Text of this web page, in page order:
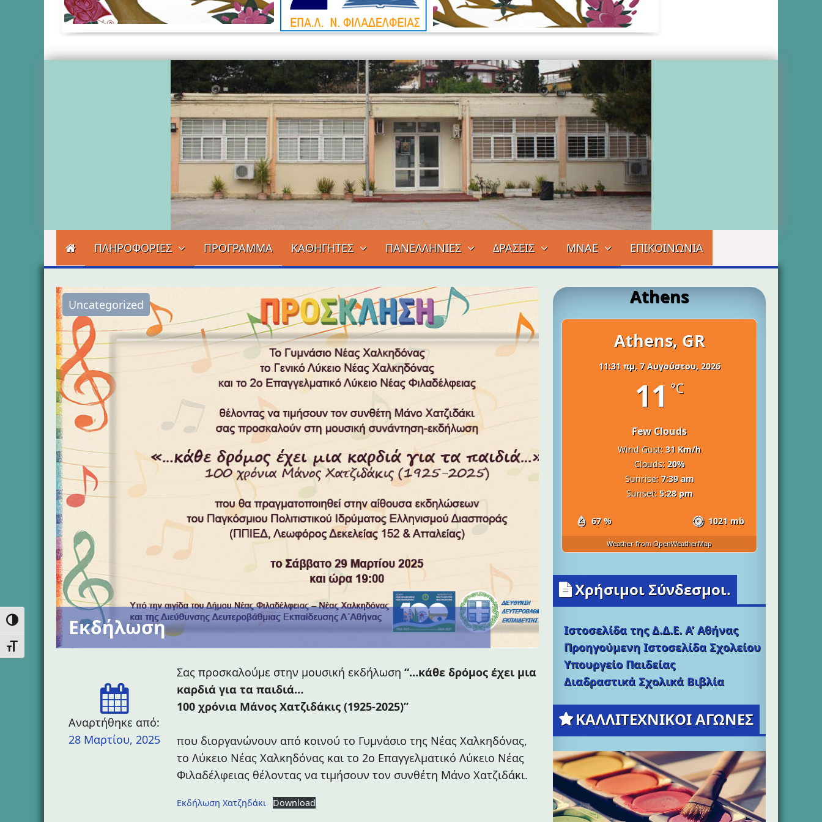
Εναλλαγή Υψηλής Αντίθεσης
Εναλλαγή Μεγέθους Γραμμάτων
ΠΛΗΡΟΦΟΡΙΕΣ ΠΡΟΓΡΑΜΜΑ ΚΑΘΗΓΗΤΕΣ ΠΑΝΕΛΛΗΝΙΕΣ ΔΡΑΣΕΙΣ ΜΝΑΕ ΕΠΙΚΟΙΝΩΝΙΑ
Uncategorized
Εκδήλωση
Αναρτήθηκε από:
28 Μαρτίου, 2025
Σας προσκαλούμε στην μουσική εκδήλωση“…κάθε δρόμος έχει μια
καρδιά για τα παιδιά…
100 χρόνια Μάνος Χατζιδάκις (1925-2025)”
που διοργανώνουν από κοινού το Γυμνάσιο της Νέας Χαλκηδόνας,
το Λύκειο Νέας Χαλκηδόνας και το 2ο Επαγγελματικό Λύκειο Νέας
Φιλαδέλφειας θέλοντας να τιμήσουν τον συνθέτη Μάνο Χατζιδάκι.
Εκδήλωση Χατζηδάκι Download
Athens
Athens, GR
11:31 πμ, 7 Αυγούστου, 2026
11 °C
Few Clouds
67 % 1021 mb
Wind Gust: 31 Km/h
Clouds: 20%
Sunrise: 7:39 am
Sunset: 5:28 pm
Weather from OpenWeatherMap
Χρήσιμοι Σύνδεσμοι.
Ιστοσελίδα της Δ.Δ.Ε. Α’ Αθήνας
Προηγούμενη Ιστοσελίδα Σχολείου
Υπουργείο Παιδείας
Διαδραστικά Σχολικά Βιβλία
ΚΑΛΛΙΤΕΧΝΙΚΟΙ ΑΓΩΝΕΣ